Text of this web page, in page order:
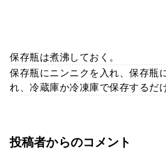
保存瓶は煮沸しておく。
保存瓶にニンニクを入れ、保存瓶
れ、冷蔵庫か冷凍庫で保存するだけ
投稿者からのコメント